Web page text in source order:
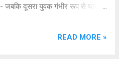
जबकि दूसरा युवक गंभीर रूप से घायल
गया- जहां से उसे प्राथमिक उपचार के
READ MORE »